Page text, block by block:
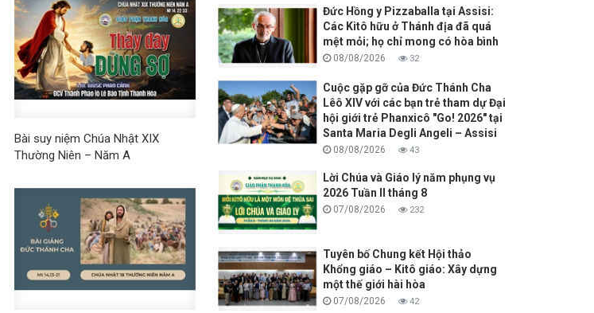
Bài suy niệm Chúa Nhật XIX
Thường Niên – Năm A
Đức Hồng y Pizzaballa tại Assisi:
Các Kitô hữu ở Thánh địa đã quá
mệt mỏi; họ chỉ mong có hòa bình
08/08/2026 32
Cuộc gặp gỡ của Đức Thánh Cha
Lêô XIV với các bạn trẻ tham dự Đại
hội giới trẻ Phanxicô "Go! 2026" tại
Santa Maria Degli Angeli – Assisi
08/08/2026 43
Lời Chúa và Giáo lý năm phụng vụ
2026 Tuần II tháng 8
07/08/2026 232
Tuyên bố Chung kết Hội thảo
Khổng giáo – Kitô giáo: Xây dựng
một thế giới hài hòa
07/08/2026 42